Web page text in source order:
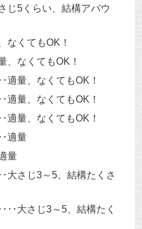
じ5くらい、結構アバウ
なくてもOK！
、なくてもOK！
適量、なくてもOK！
適量、なくてもOK！
適量、なくてもOK！
･適量
量
大さじ3～5、結構たくさ
･･大さじ3～5、結構たく